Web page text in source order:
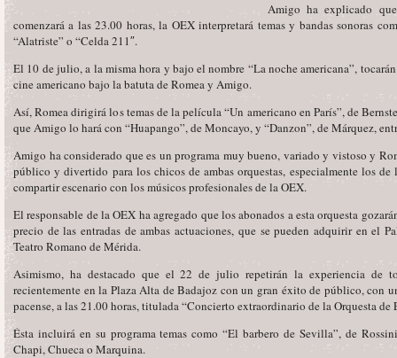
Amigo ha explicado
comenzará a las 23.00 horas, la OEX interpretará temas y bandas sonoras
“Alatriste” o “Celda 211″.
El 10 de julio, a la misma hora y bajo el nombre “La noche americana”,
cine americano bajo la batuta de Romea y Amigo.
Así, Romea dirigirá los temas de la película “Un americano en París”, de
que Amigo lo hará con “Huapango”, de Moncayo, y “Danzon”, de Márquez,
Amigo ha considerado que es un programa muy bueno, variado y vistoso y
público y divertido para los chicos de ambas orquestas, especialmente los
compartir escenario con los músicos profesionales de la OEX.
El responsable de la OEX ha agregado que los abonados a esta orquesta
precio de las entradas de ambas actuaciones, que se pueden adquirir en el
Teatro Romano de Mérida.
Asimismo, ha destacado que el 22 de julio repetirán la experiencia de
recientemente en la Plaza Alta de Badajoz con un gran éxito de público, con
pacense, a las 21.00 horas, titulada “Concierto extraordinario de la Orquesta de
Ésta incluirá en su programa temas como “El barbero de Sevilla”, de
Chapi, Chueca o Marquina.